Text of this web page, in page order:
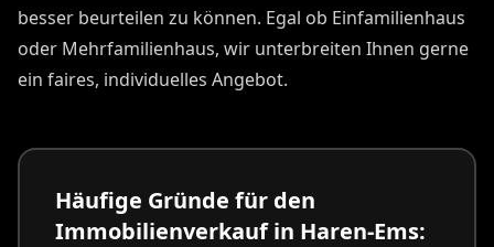
besser beurteilen zu können. Egal ob Einfamilienhaus
oder Mehrfamilienhaus, wir unterbreiten Ihnen gerne
ein faires, individuelles Angebot.
Häufige Gründe für den
Immobilienverkauf in Haren-Ems: